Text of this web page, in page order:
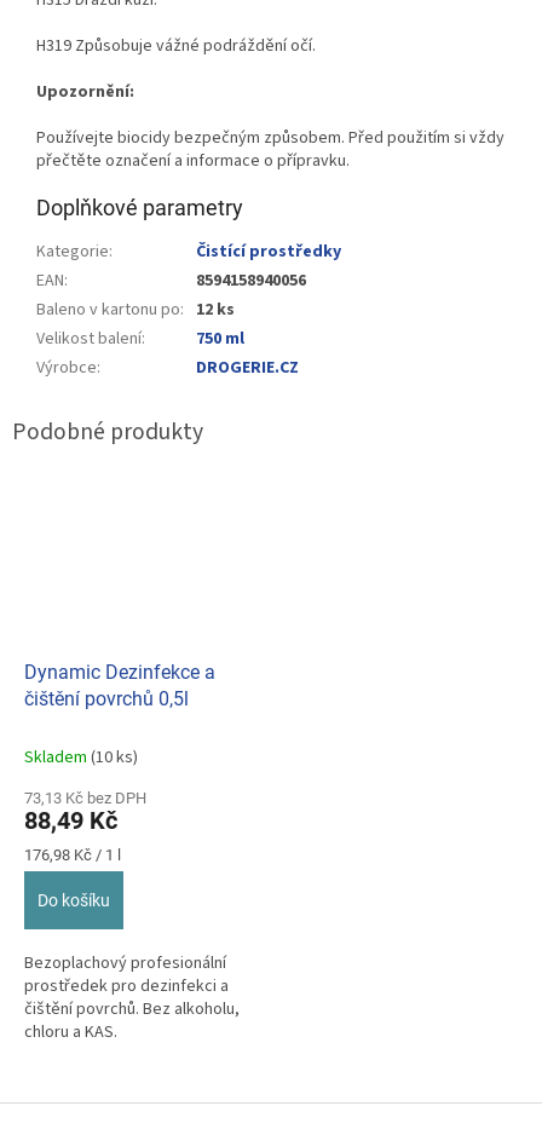
H319 Způsobuje vážné podráždění očí.
Upozornění:
Používejte biocidy bezpečným způsobem. Před použitím si vždy
přečtěte označení a informace o přípravku.
Doplňkové parametry
Kategorie:
Čistící prostředky
EAN:
8594158940056
Baleno v kartonu po: 12 ks
Velikost balení:
750 ml
Výrobce: DROGERIE.CZ
Dynamic Dezinfekce a
čištění povrchů 0,5l
Skladem (10 ks)
73,13 Kč bez DPH
88,49 Kč
Měrná
cena:
176,98 Kč / 1 l
Do košíku
Bezoplachový profesionální
prostředek pro dezinfekci a
čištění povrchů. Bez alkoholu,
chloru a KAS.